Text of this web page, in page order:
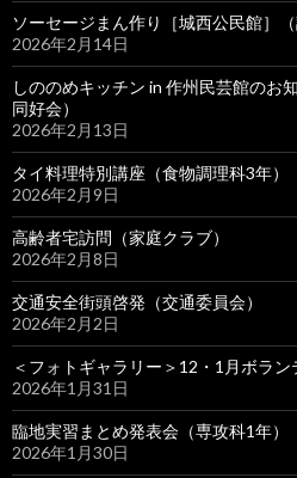
ソーセージまん作り［城西公民館］（
2026年2月14日
しののめキッチン in 作州民芸館のお
同好会）
2026年2月13日
タイ料理特別講座（食物調理科3年）
2026年2月9日
高齢者宅訪問（家庭クラブ）
2026年2月8日
交通安全街頭啓発（交通委員会）
2026年2月2日
＜フォトギャラリー＞12・1月ボラン
2026年1月31日
臨地実習まとめ発表会（専攻科1年）
2026年1月30日